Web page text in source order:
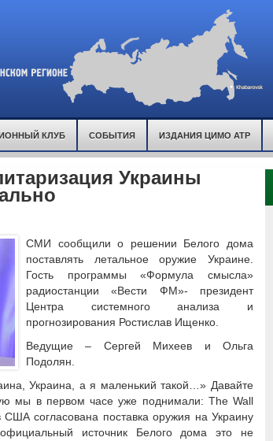
КЛУБ СОБЫТИЯ ИЗДАНИЯ ЦИМО АТР
Украины
СМИ сообщили о решении Белого дома
поставлять летальное оружие Украине.
Гость программы «Формула смысла»
радиостанции «Вести ФМ»- президент
Центра системного анализа и
прогнозирования Ростислав Ищенко.
Ведущие – Сергей Михеев и Ольга
Подолян.
Украина, а я маленький такой…» Давайте
мы в первом часе уже поднимали: The Wall
согласована поставка оружия на Украину
источник Белого дома это не